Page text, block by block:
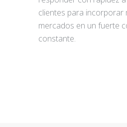
clientes para incorporar
mercados en un fuerte
constante.